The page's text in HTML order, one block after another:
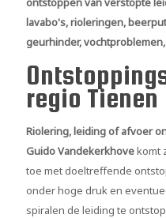
lavabo's, rioleringen,
geurhinder, vochtproblemen,
regio Tienen
Riolering, leiding of afvoer
Guido Vandekerkhovekomt
toe met doeltreffende
onder hoge druk en
spiralen de leiding te